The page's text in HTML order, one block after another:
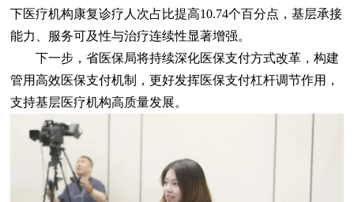
下医疗机构康复诊疗人次占比提高10.74个百分点，基层承接
能力、服务可及性与治疗连续性显著增强。
下一步，省医保局将持续深化医保支付方式改革，构建
管用高效医保支付机制，更好发挥医保支付杠杆调节作用，
支持基层医疗机构高质量发展。